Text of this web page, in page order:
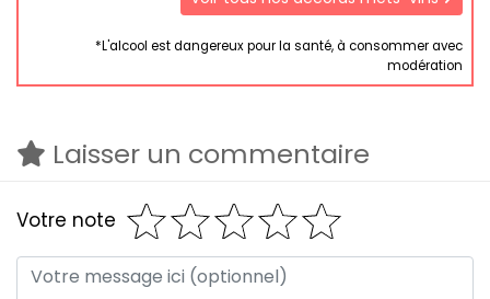
*L'alcool est dangereux pour la santé, à consommer avec
modération
Laisser un commentaire
Votre note